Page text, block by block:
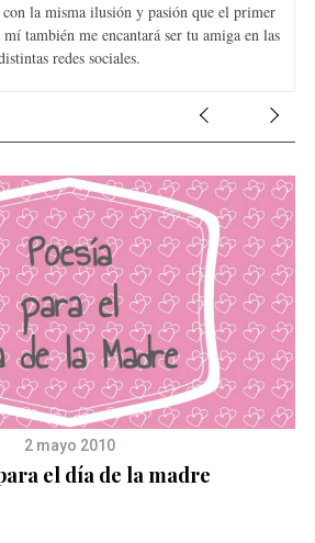
la misma ilusión y pasión que el primer
también me encantará ser tu amiga en las
redes sociales.
2 mayo 2010
el día de la madre